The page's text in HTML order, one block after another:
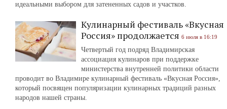
идеальными выбором для затененных садов и участков.
Кулинарный фестиваль «Вкусная
Россия» продолжается 6 июля в 16:19
Четвертый год подряд Владимирская
ассоциация кулинаров при поддержке
министерства внутренней политики области
проводит во Владимире кулинарный фестиваль «Вкусная Россия»,
который посвящен популяризации кулинарных традиций разных
народов нашей страны.